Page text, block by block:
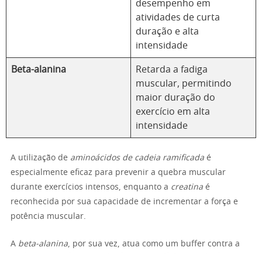
desempenho em
atividades de curta
duração e alta
intensidade
Beta-alanina
Retarda a fadiga
muscular, permitindo
maior duração do
exercício em alta
intensidade
A utilização de aminoácidos de cadeia ramificada é
especialmente eficaz para prevenir a quebra muscular
durante exercícios intensos, enquanto a creatina é
reconhecida por sua capacidade de incrementar a força e
potência muscular.
A beta-alanina, por sua vez, atua como um buffer contra a